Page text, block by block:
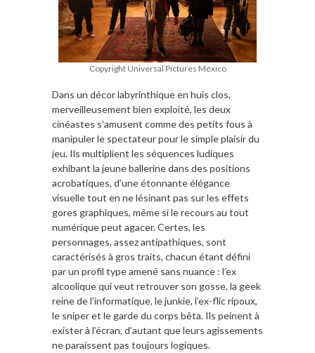
Copyright Universal Pictures México
Dans un décor labyrinthique en huis clos,
merveilleusement bien exploité, les deux
cinéastes s’amusent comme des petits fous à
manipuler le spectateur pour le simple plaisir du
jeu. Ils multiplient les séquences ludiques
exhibant la jeune ballerine dans des positions
acrobatiques, d’une étonnante élégance
visuelle tout en ne lésinant pas sur les effets
gores graphiques, même si le recours au tout
numérique peut agacer. Certes, les
personnages, assez antipathiques, sont
caractérisés à gros traits, chacun étant défini
par un profil type amené sans nuance : l’ex
alcoolique qui veut retrouver son gosse, la geek
reine de l’informatique, le junkie, l’ex-flic ripoux,
le sniper et le garde du corps bêta. Ils peinent à
exister à l’écran, d’autant que leurs agissements
ne paraissent pas toujours logiques.